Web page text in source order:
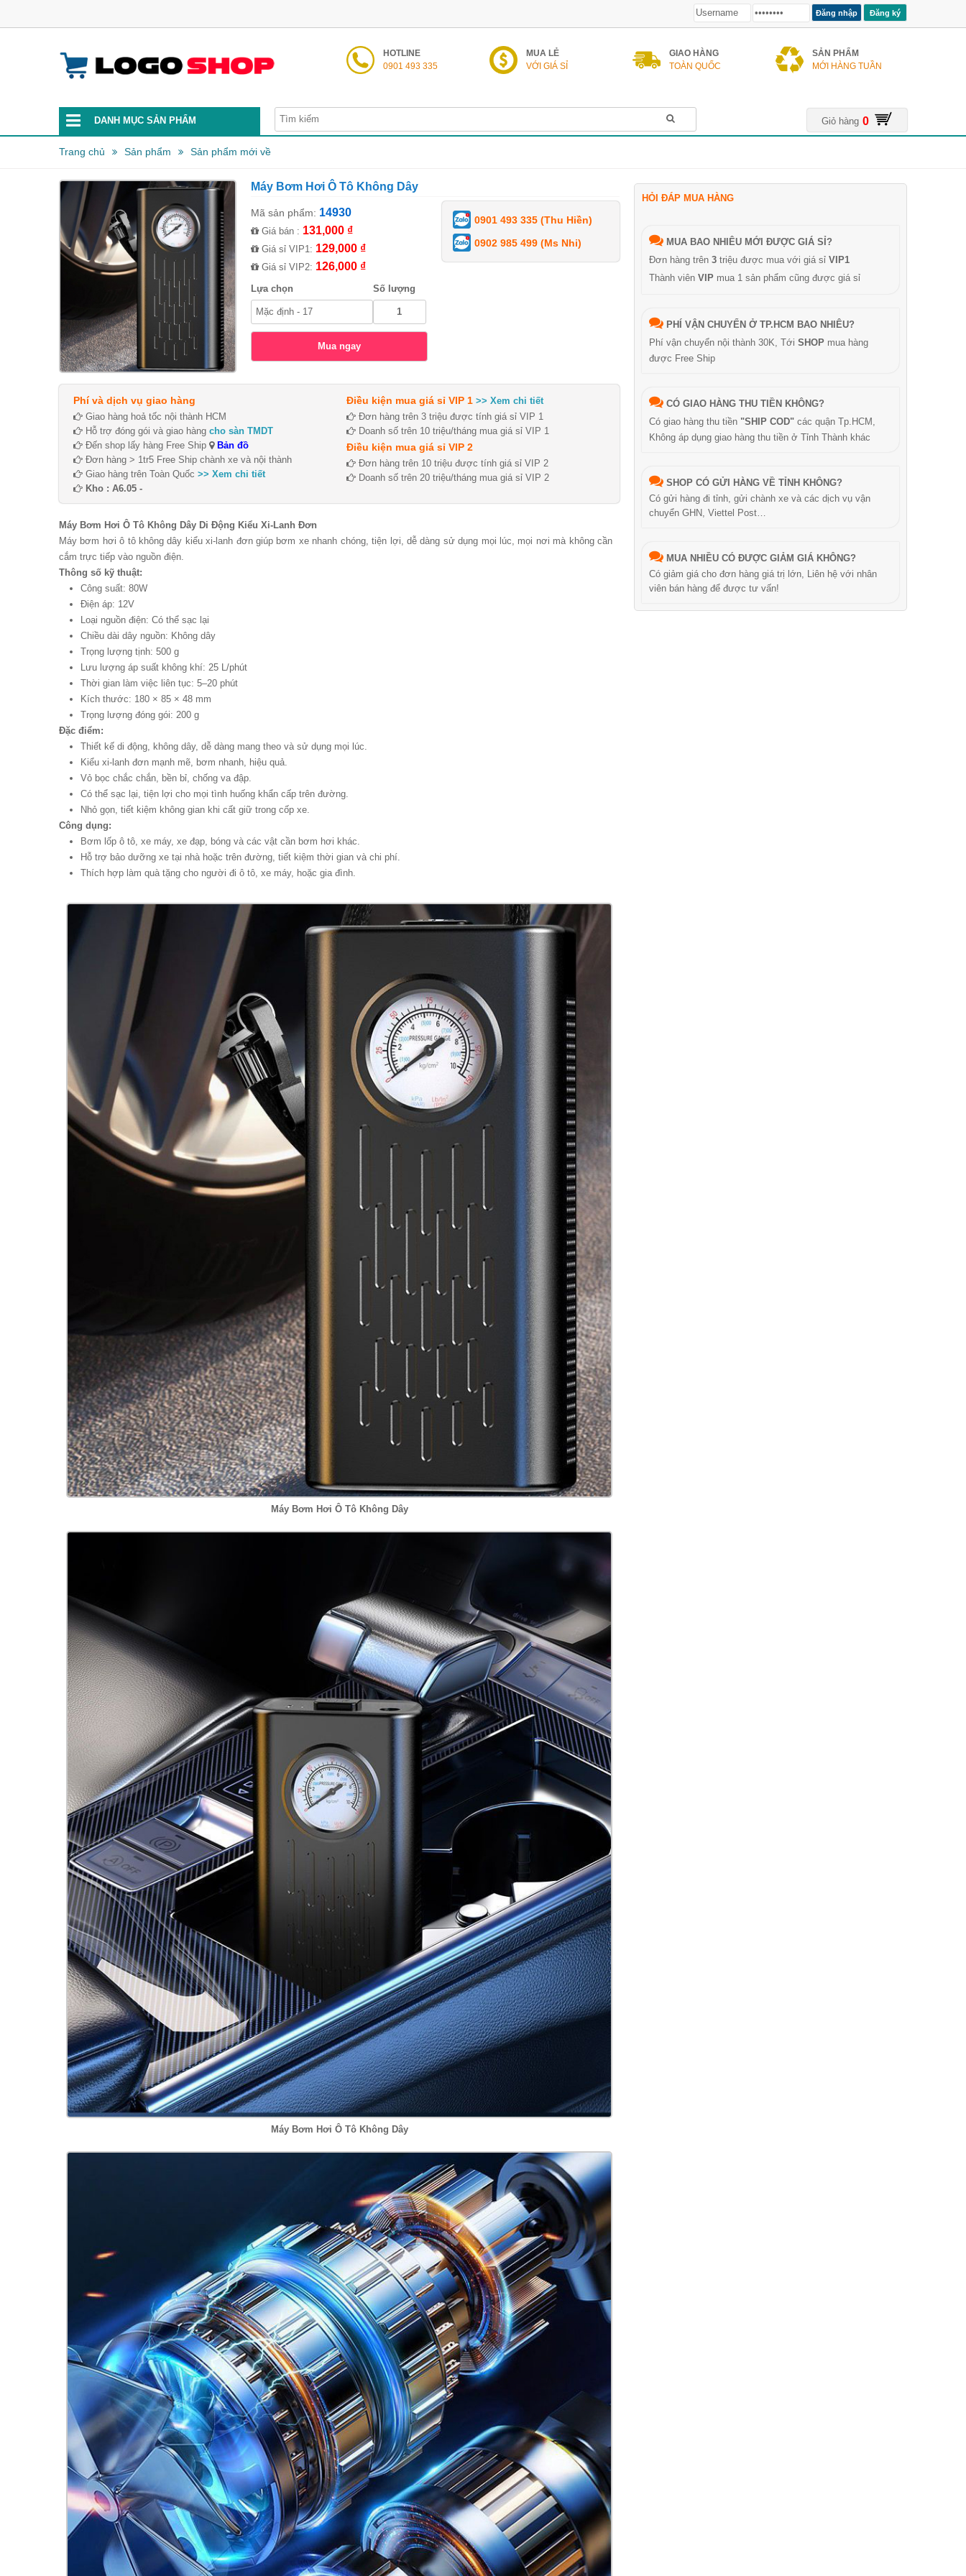
Đăng ký
HOTLINE
0901 493 335
MUA LẺ
VỚI GIÁ SỈ
GIAO HÀNG
TOÀN QUỐC
SẢN PHẨM
MỚI HÀNG TUẦN
Giỏ hàng 0
DANH MỤC SẢN PHẨM
Trang chủ Sản phẩm Sản phẩm mới về
Máy Bơm Hơi Ô Tô Không Dây
Mã sản phẩm: 14930
Giá bán : 131,000 ₫
Giá sỉ VIP1: 129,000 ₫
Giá sỉ VIP2: 126,000 ₫
Lựa chọn Số lượng
0901 493 335 (Thu Hiền)
0902 985 499 (Ms Nhi)
Phí và dịch vụ giao hàng
Giao hàng hoả tốc nội thành HCM
Hỗ trợ đóng gói và giao hàng cho sàn TMDT
Đến shop lấy hàng Free Ship
Bản đồ
Đơn hàng > 1tr5 Free Ship chành xe và nội thành
Giao hàng trên Toàn Quốc >> Xem chi tiết
Kho : A6.05 -
Điều kiện mua giá sỉ VIP 1 >> Xem chi tiết
Đơn hàng trên 3 triệu được tính giá sỉ VIP 1
Doanh số trên 10 triệu/tháng mua giá sỉ VIP 1
Điều kiện mua giá sỉ VIP 2
Đơn hàng trên 10 triệu được tính giá sỉ VIP 2
Doanh số trên 20 triệu/tháng mua giá sỉ VIP 2
Máy Bơm Hơi Ô Tô Không Dây Di Động Kiểu Xi-Lanh Đơn
Máy bơm hơi ô tô không dây kiểu xi-lanh đơn giúp bơm xe nhanh chóng, tiện lợi, dễ dàng sử dụng mọi lúc, mọi nơi mà không cần
cắm trực tiếp vào nguồn điện.
Thông số kỹ thuật:
Công suất: 80W
Điện áp: 12V
Loại nguồn điện: Có thể sạc lại
Chiều dài dây nguồn: Không dây
Trọng lượng tịnh: 500 g
Lưu lượng áp suất không khí: 25 L/phút
Thời gian làm việc liên tục: 5–20 phút
Kích thước: 180 × 85 × 48 mm
Trọng lượng đóng gói: 200 g
Đặc điểm:
Thiết kế di động, không dây, dễ dàng mang theo và sử dụng mọi lúc.
Kiểu xi-lanh đơn mạnh mẽ, bơm nhanh, hiệu quả.
Vỏ bọc chắc chắn, bền bỉ, chống va đập.
Có thể sạc lại, tiện lợi cho mọi tình huống khẩn cấp trên đường.
Nhỏ gọn, tiết kiệm không gian khi cất giữ trong cốp xe.
Công dụng:
Bơm lốp ô tô, xe máy, xe đạp, bóng và các vật cần bơm hơi khác.
Hỗ trợ bảo dưỡng xe tại nhà hoặc trên đường, tiết kiệm thời gian và chi phí.
Thích hợp làm quà tặng cho người đi ô tô, xe máy, hoặc gia đình.
Máy Bơm Hơi Ô Tô Không Dây
Máy Bơm Hơi Ô Tô Không Dây
HỎI ĐÁP MUA HÀNG
MUA BAO NHIÊU MỚI ĐƯỢC GIÁ SỈ?
Đơn hàng trên 3 triệu được mua với giá sỉ VIP1
Thành viên VIP mua 1 sản phẩm cũng được giá sỉ
PHÍ VẬN CHUYỂN Ở TP.HCM BAO NHIÊU?
Phí vận chuyển nội thành 30K, Tới SHOP mua hàng
được Free Ship
CÓ GIAO HÀNG THU TIỀN KHÔNG?
Có giao hàng thu tiền "SHIP COD" các quận Tp.HCM,
Không áp dụng giao hàng thu tiền ở Tỉnh Thành khác
SHOP CÓ GỬI HÀNG VỀ TỈNH KHÔNG?
Có gửi hàng đi tỉnh, gửi chành xe và các dịch vụ vận
chuyển GHN, Viettel Post…
MUA NHIỀU CÓ ĐƯỢC GIẢM GIÁ KHÔNG?
Có giảm giá cho đơn hàng giá trị lớn, Liên hệ với nhân
viên bán hàng để được tư vấn!